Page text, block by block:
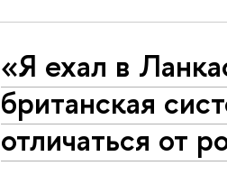
«Я ехал в
британская
отличаться от